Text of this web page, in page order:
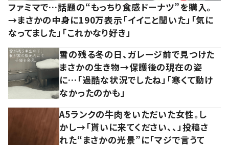
ファミマで…話題の“もっちり食感ドーナツ”を購入。
→まさかの中身に190万表示「イイこと聞いた」「気に
なってました」「これかなり好き」
雪の残る冬の日、ガレージ前で見つけた
まさかの生き物→保護後の現在の姿
に…「過酷な状況でしたね」「寒くて動け
なかったのかも」
A5ランクの牛肉をいただいた女性。し
かし→「貰いに来てください、、」投稿さ
れた“まさかの光景”に「マジで言うて